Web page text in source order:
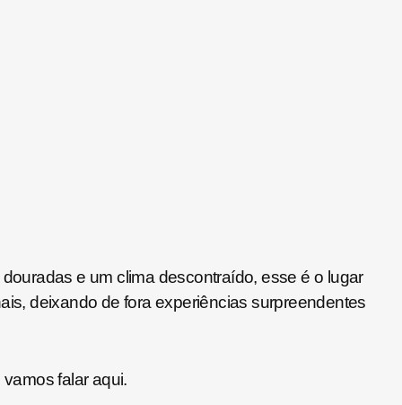
e um clima descontraído, esse é o lugar
deixando de fora experiências surpreendentes
falar aqui.